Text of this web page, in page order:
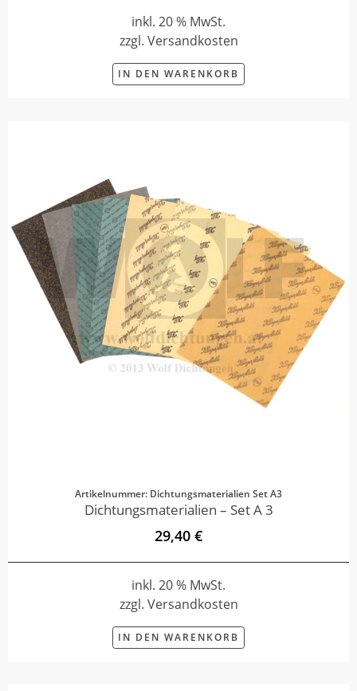
inkl. 20 % MwSt.
zzgl. Versandkosten
IN DEN WARENKORB
Artikelnummer: Dichtungsmaterialien Set A3
Dichtungsmaterialien – Set A 3
29,40 €
inkl. 20 % MwSt.
zzgl. Versandkosten
IN DEN WARENKORB